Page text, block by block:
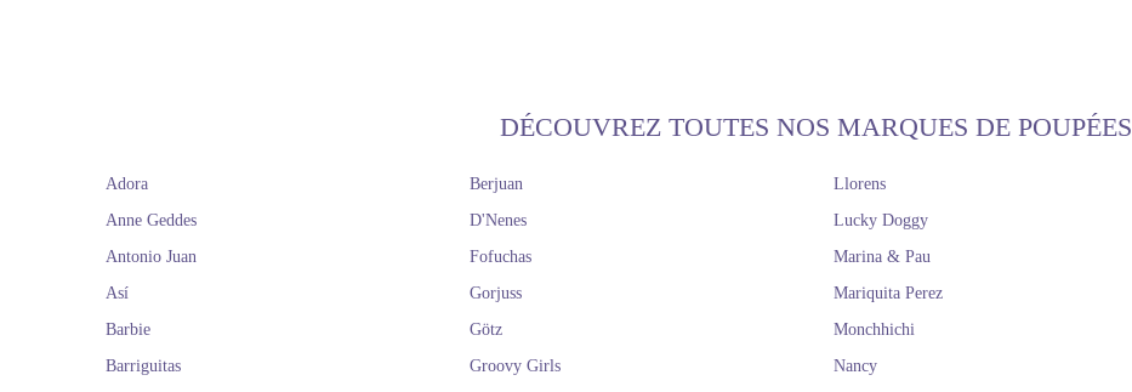
DÉCOUVREZ TOUTES NOS MARQUES DE POUPÉES
Adora
Anne Geddes
Antonio Juan
Así
Barbie
Barriguitas
Berjuan
D'Nenes
Fofuchas
Gorjuss
Götz
Groovy Girls
Llorens
Lucky Doggy
Marina & Pau
Mariquita Perez
Monchhichi
Nancy